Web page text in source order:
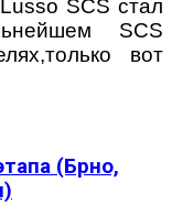
SCS стал
SCS
вот
(Брно,